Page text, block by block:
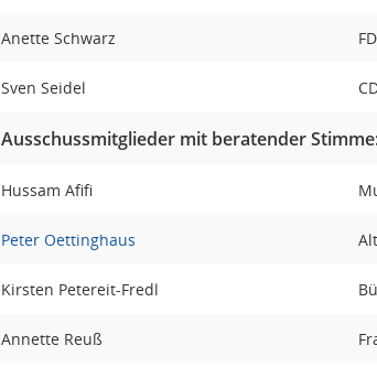
Anette Schwarz
Sven Seidel
Ausschussmitglieder mit beratender
Hussam Afifi
Peter Oettinghaus
Kirsten Petereit-Fredl
Annette Reuß